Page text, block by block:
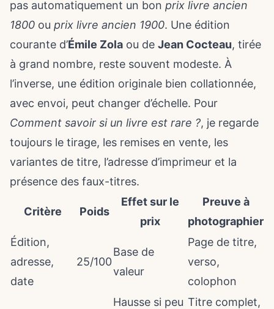
pas automatiquement un bon prix livre ancien
1800 ou prix livre ancien 1900. Une édition
courante d’Émile Zola ou de Jean Cocteau, tirée
à grand nombre, reste souvent modeste. À
l’inverse, une édition originale bien collationnée,
avec envoi, peut changer d’échelle. Pour
Comment savoir si un livre est rare ?, je regarde
toujours le tirage, les remises en vente, les
variantes de titre, l’adresse d’imprimeur et la
présence des faux-titres.
Critère Poids
Effet sur le
prix
Preuve à
photographier
Édition,
adresse,
date
25/100
Base de
valeur
Page de titre,
verso,
colophon
Hausse si peu Titre complet,